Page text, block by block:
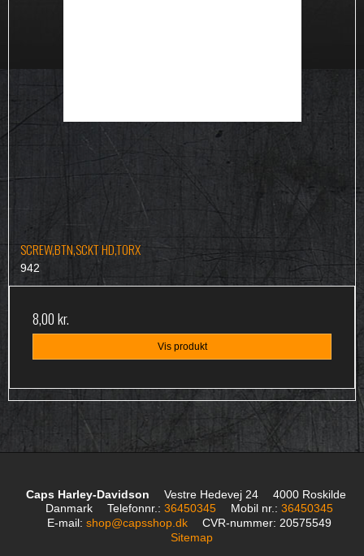
SCREW,BTN,SCKT HD,TORX
942
8,00 kr.
Vis produkt
Caps Harley-Davidson Vestre Hedevej 24
4000 Roskilde
Danmark
Telefonnr.: 36450345 Mobil nr.: 36450345
E-mail: shop@capsshop.dk CVR-nummer: 20575549
Sitemap